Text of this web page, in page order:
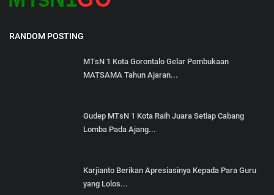
RANDOM POSTING
MTsN 1 Kota Gorontalo Gelar Pembukaan
MATSAMA Tahun Ajaran...
Gudep MTsN 1 Kota Raih Juara Setiap Cabang
Lomba Pada Ajang...
Karjianto Berikan Apresiasinya Kepada Para Guru
yang Lolos...